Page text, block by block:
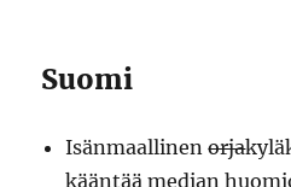
Suomi
Isänmaallinenorja
kääntää median